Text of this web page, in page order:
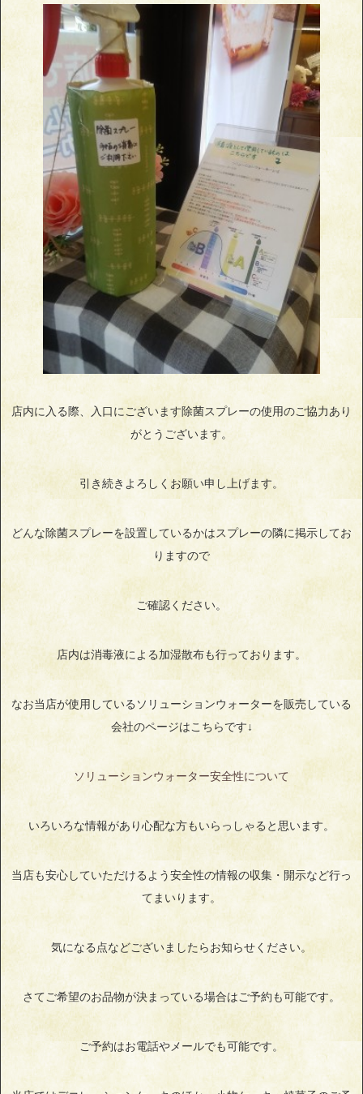
店内に入る際、入口にございます除菌スプレーの使用のご協力あり
がとうございます。
引き続きよろしくお願い申し上げます。
どんな除菌スプレーを設置しているかはスプレーの隣に掲示してお
りますので
ご確認ください。
店内は消毒液による加湿散布も行っております。
なお当店が使用しているソリューションウォーターを販売している
会社のページはこちらです↓
ソリューションウォーター安全性について
いろいろな情報があり心配な方もいらっしゃると思います。
当店も安心していただけるよう安全性の情報の収集・開示など行っ
てまいります。
気になる点などございましたらお知らせください。
さてご希望のお品物が決まっている場合はご予約も可能です。
ご予約はお電話やメールでも可能です。